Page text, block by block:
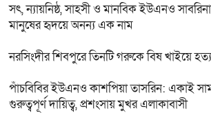
সৎ, ন্যায়নিষ্ঠ, সাহসী ও মানবিক ইউএনও
মানুষের হৃদয়ে অনন্য এক নাম
নরসিংদীর শিবপুরে তিনটি গরুকে বিষ খাইয়ে
পাঁচবিবির ইউএনও কাশপিয়া তাসরিন: একাই
গুরুত্বপূর্ণ দায়িত্ব, প্রশংসায় মুখর এলাকাবাসী